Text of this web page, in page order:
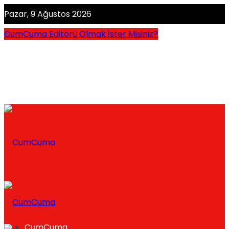
Pazar, 9 Ağustos 2026
CumCuma Editörü Olmak İster Misiniz?